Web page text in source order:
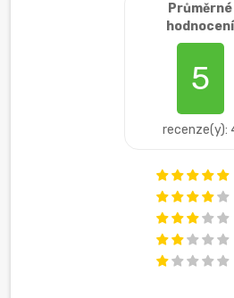
Průměrné
hodnocení
5
recenze(y):